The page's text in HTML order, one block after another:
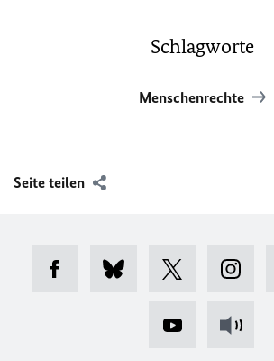
Schlagworte
Menschenrechte
Seite teilen